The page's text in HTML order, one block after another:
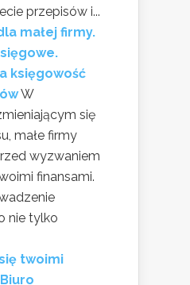
przepisów i...
małej firmy.
księgowość
W
się
małe firmy
wyzwaniem
finansami.
nie tylko
twoimi